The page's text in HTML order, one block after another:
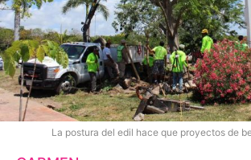
La postura del edil hace que proyectos de